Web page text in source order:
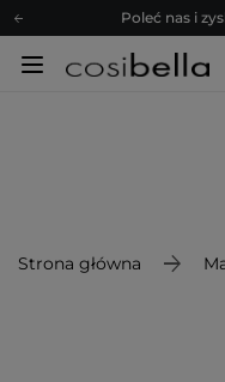
Poleć nas i
Zapisz się
Poleć nas i
Strona główna